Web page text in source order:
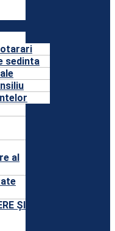
sedinta
al
ȘI